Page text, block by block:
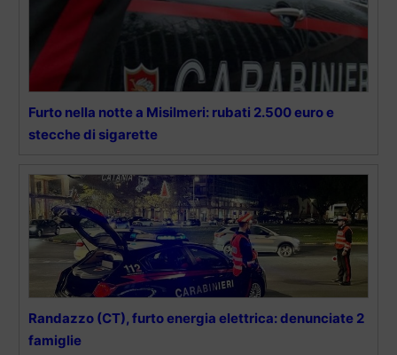
Furto nella notte a Misilmeri: rubati 2.500 euro e
stecche di sigarette
Randazzo (CT), furto energia elettrica: denunciate 2
famiglie